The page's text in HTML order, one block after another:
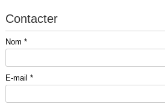
Contacter
Nom *
E-mail *